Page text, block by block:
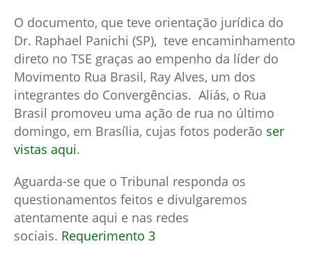
O documento, que teve orientação jurídica do
Dr. Raphael Panichi (SP), teve encaminhamento
direto no TSE graças ao empenho da líder do
Movimento Rua Brasil, Ray Alves, um dos
integrantes do Convergências. Aliás, o Rua
Brasil promoveu uma ação de rua no último
domingo, em Brasília, cujas fotos poderão ser
vistas aqui.
Aguarda-se que o Tribunal responda os
questionamentos feitos e divulgaremos
atentamente aqui e nas redes
sociais. Requerimento 3